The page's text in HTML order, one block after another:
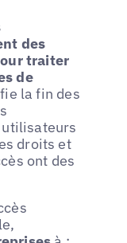
des
traiter
de
la fin des
droits et
ont des